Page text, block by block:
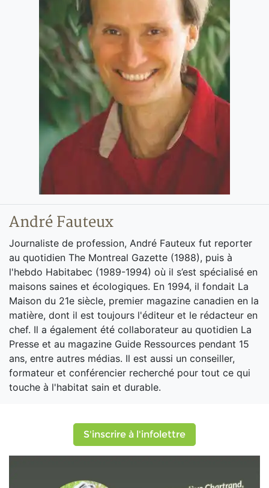
André Fauteux
Journaliste de profession, André Fauteux fut reporter
au quotidien The Montreal Gazette (1988), puis à
l'hebdo Habitabec (1989-1994) où il s’est spécialisé en
maisons saines et écologiques. En 1994, il fondait La
Maison du 21e siècle, premier magazine canadien en la
matière, dont il est toujours l'éditeur et le rédacteur en
chef. Il a également été collaborateur au quotidien La
Presse et au magazine Guide Ressources pendant 15
ans, entre autres médias. Il est aussi un conseiller,
formateur et conférencier recherché pour tout ce qui
touche à l'habitat sain et durable.
S'inscrire à l'infolettre